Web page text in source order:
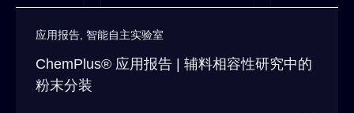
应用报告 智能自主实验室
ChemPlus® 应用报告 | 辅料相容性研究中的
粉末分装